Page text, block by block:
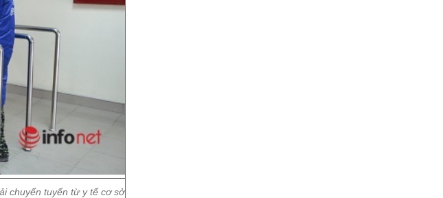
chuyển tuyến từ y tế cơ sở